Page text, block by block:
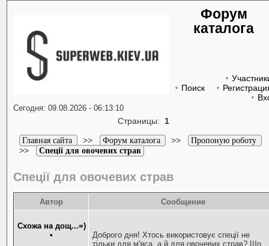
Форум
каталога
Поиск
Сегодня: 09.08.2026 - 06:13:10
Страницы: 1
Главная сайта >> Форум каталога >> Пропоную роботу
>> Спеції для овочевих страв
Спеції для овочевих страв
Автор Сообщение
Схожа на дощ...=)
•
Доброго дня! Хтось використовує спеції не
тільки для м'яса, а й для овочевих страв? Що